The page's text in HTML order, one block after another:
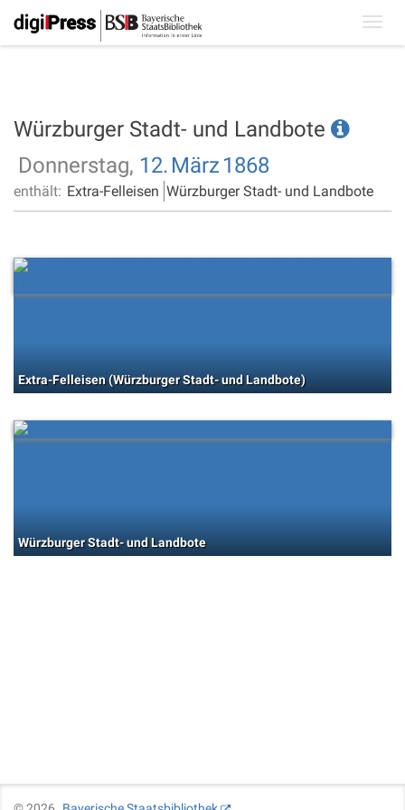
Würzburger Stadt- und Landbote
Donnerstag, 12. März 1868
enthält: Extra-Felleisen Würzburger Stadt- und Landbote
Extra-Felleisen (Würzburger Stadt- und Landbote)
Würzburger Stadt- und Landbote